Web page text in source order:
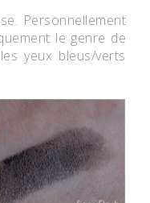
Personnellement
le genre de
yeux bleus/verts